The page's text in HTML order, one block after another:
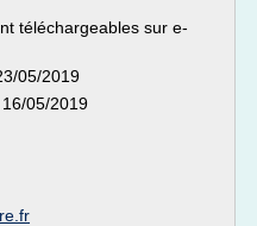
téléchargeables sur e-
05/2019
05/2019